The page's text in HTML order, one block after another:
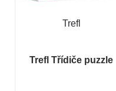
Trefl
Trefl Třídiče puzzle